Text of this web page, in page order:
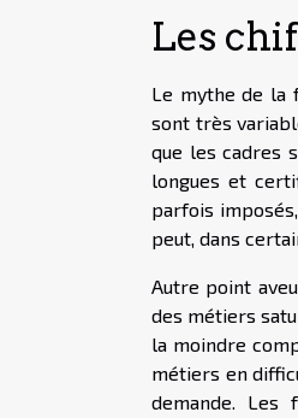
Les
Le mythe de la
sont très
que les cadres
longues et
parfois
peut, dans
Autre point
des métiers
la moindre
métiers en
demande.